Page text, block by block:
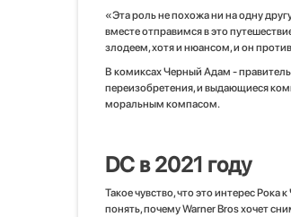
«Эта роль не похожа ни на одну
вместе отправимся в это
злодеем, хотя и нюансом, и он
В комиксах Черный Адам -
переизобретения, и выдающиеся
моральным компасом.
DC в 2021 году
Такое чувство, что это интерес
понять, почему Warner Bros хочет